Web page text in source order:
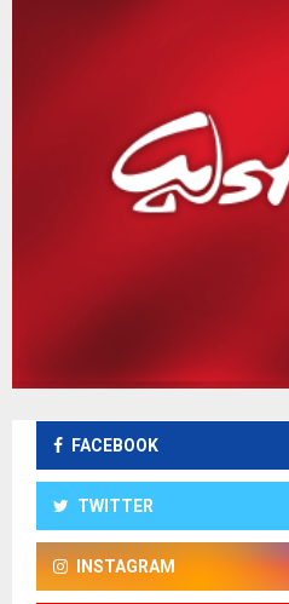
FACEBOOK
TWITTER
INSTAGRAM